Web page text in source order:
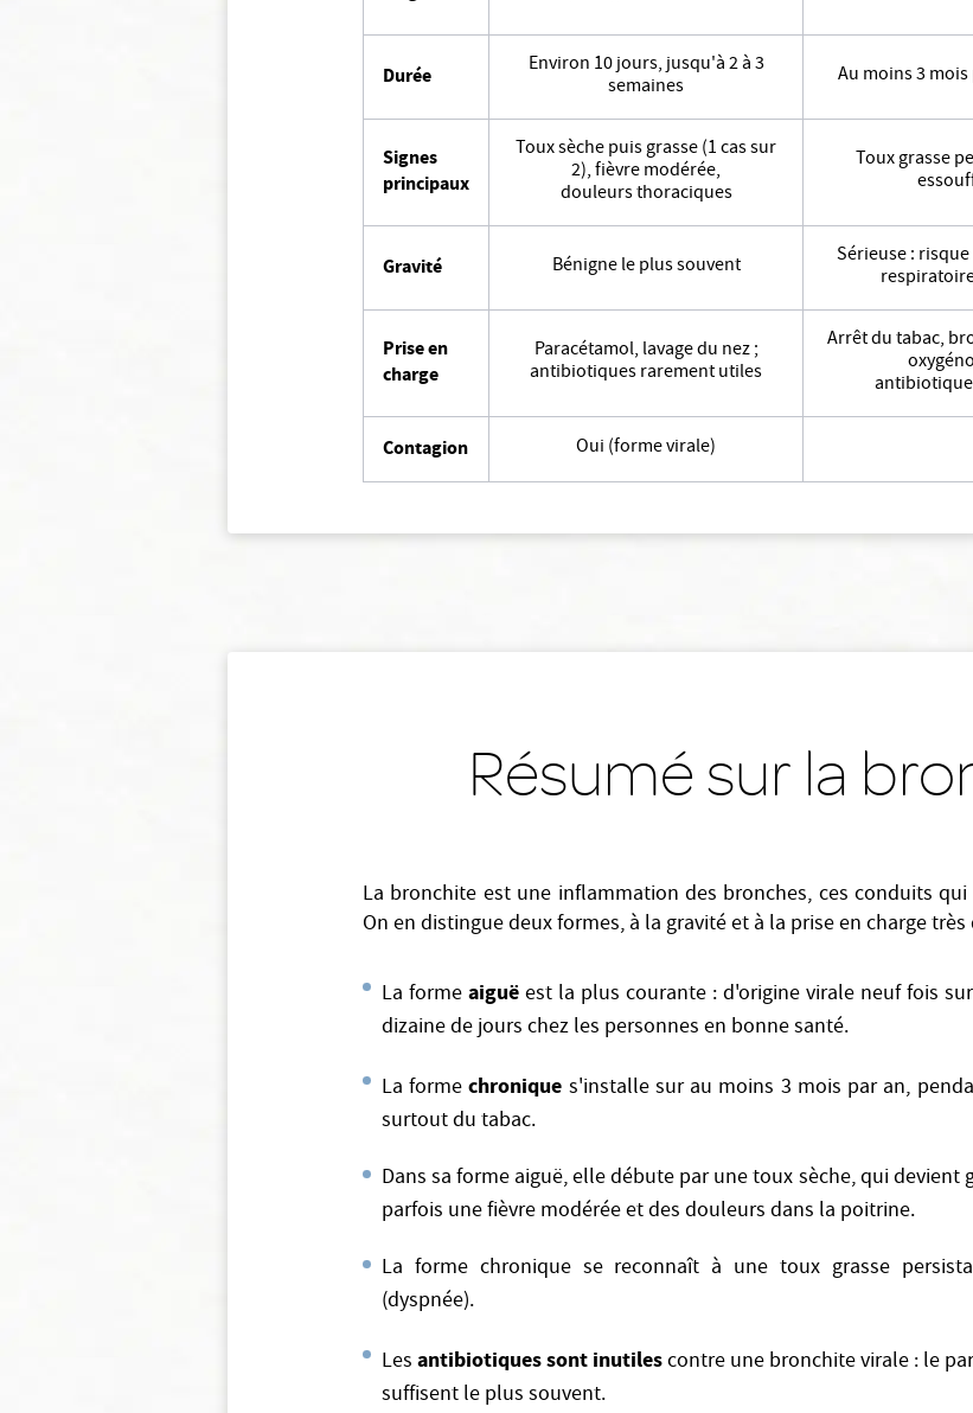
Durée Environ 10 jours, jusqu'à 2 à 3
semaines Au moins 3
Signes
principaux
Toux sèche puis grasse (1 cas sur
2), fièvre modérée,
douleurs thoraciques
Toux grasse
Gravité Bénigne le plus souvent Sérieuse :
Prise en
charge
Paracétamol, lavage du nez ;
antibiotiques rarement utiles
Arrêt du tabac,
Contagion Oui (forme virale)
Résumé sur la
La bronchite est une inflammation des bronches, ces conduits
On en distingue deux formes, à la gravité et à la prise en charge
La forme aiguë est la plus courante : d'origine virale neuf fois
dizaine de jours chez les personnes en bonne santé.
La formechronique s'installe sur au moins 3 mois par an,
surtout du tabac.
Dans sa forme aiguë, elle débute par une toux sèche, qui devient
parfois une fièvre modérée et des douleurs dans la poitrine.
La forme chronique se reconnaît à une toux grasse
(dyspnée).
Les antibiotiques sont inutilescontre une bronchite virale : le
suffisent le plus souvent.